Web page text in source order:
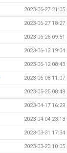
2023-06-27 21:05
2023-06-27 18:27
2023-06-26 09:51
2023-06-13 19:04
2023-06-12 08:43
2023-06-08 11:07
2023-05-25 08:48
2023-04-17 16:29
2023-04-04 23:13
2023-03-31 17:34
2023-03-23 10:05